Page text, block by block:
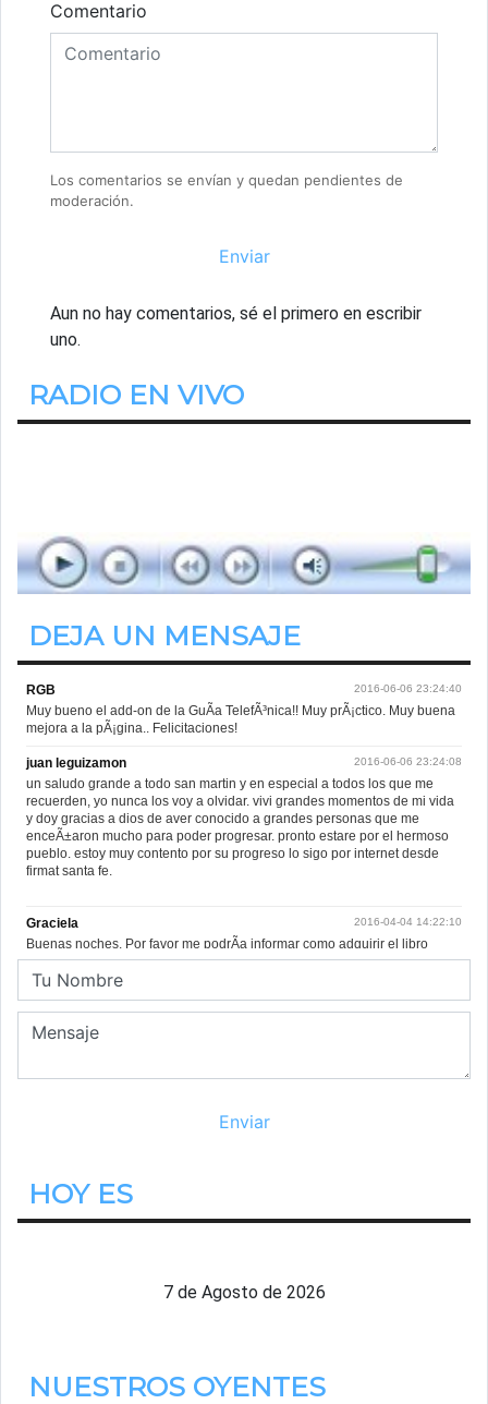
Comentario
Los comentarios se envían y quedan pendientes de
moderación.
Enviar
Aun no hay comentarios, sé el primero en escribir
uno.
RADIO EN VIVO
DEJA UN MENSAJE
HOY ES
7 de Agosto de 2026
NUESTROS OYENTES